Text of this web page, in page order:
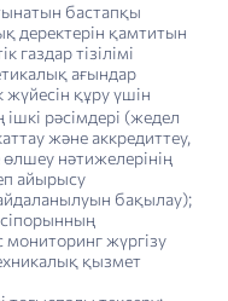
бастапқы
деректерін қамтитын
газдар тізілімі
ағындар
құру үшін
рәсімдері (жедел
және аккредиттеу,
нәтижелерінің
айырысу
бақылау);
мониторинг жүргізу
қызмет